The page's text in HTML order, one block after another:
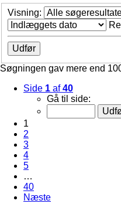
Visning:
Søgningen gav mere end
Side 1 af40
Gå til side:
1
2
3
4
5
…
40
Næste